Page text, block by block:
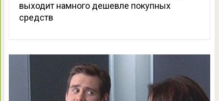
выходит намного дешевле покупных
средств